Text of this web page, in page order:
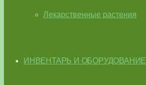
Лекарственные растения
ИНВЕНТАРЬ И ОБОРУДОВАНИЕ